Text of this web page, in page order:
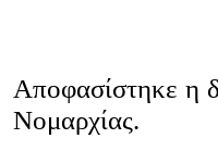
Αποφασίστηκε η
Νομαρχίας.